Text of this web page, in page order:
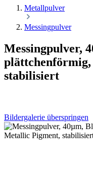
Metallpulver
Messingpulver
Messingpulver,
stabilisiert
Bildergalerie überspringen